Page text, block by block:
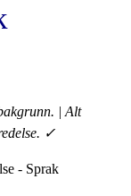
| Alt
✓